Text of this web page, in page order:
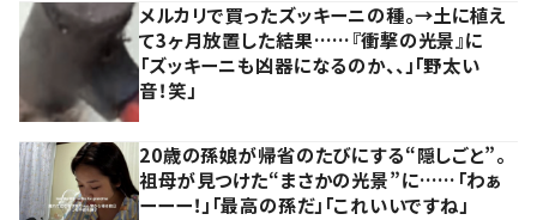
メルカリで買ったズッキーニの種。→土に植え
て3ヶ月放置した結果……『衝撃の光景』に
「ズッキーニも凶器になるのか、、」「野太い
音！笑」
20歳の孫娘が帰省のたびにする“隠しごと”。
祖母が見つけた“まさかの光景”に……「わぁ
ーーー！」「最高の孫だ」「これいいですね」